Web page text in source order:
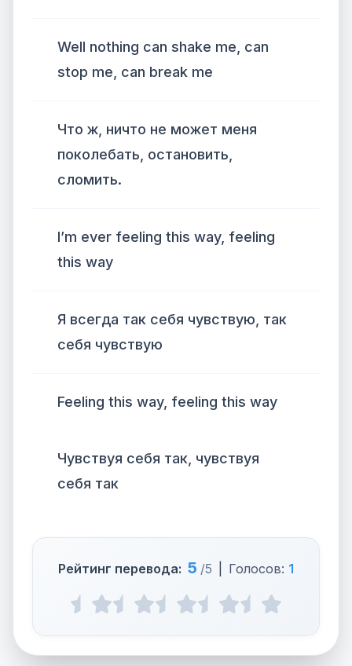
Well nothing can shake me, can
stop me, can break me
Что ж, ничто не может меня
поколебать, остановить,
сломить.
I’m ever feeling this way, feeling
this way
Я всегда так себя чувствую, так
себя чувствую
Feeling this way, feeling this way
Чувствуя себя так, чувствуя
себя так
Рейтинг перевода: 5 /5 Голосов: 1